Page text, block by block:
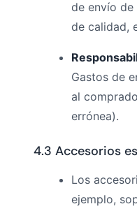
de envío
de calidad,
Gastos de
al
errónea).
4.3 Accesorios
Los
ejemplo,